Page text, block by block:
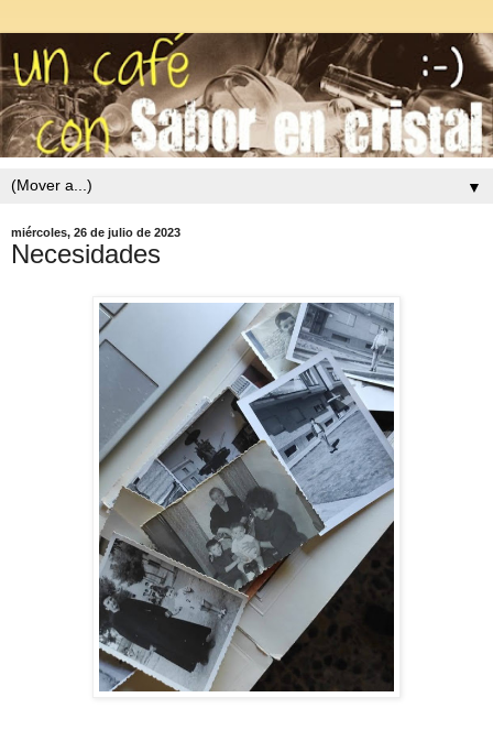
▼
miércoles, 26 de julio de 2023
Necesidades